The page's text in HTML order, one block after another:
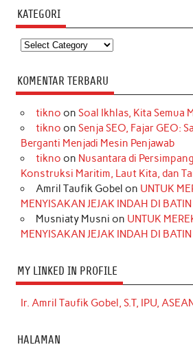
KATEGORI
Kategori
KOMENTAR TERBARU
tikno on Soal Ikhlas, Kita Semua
tikno on Senja SEO, Fajar GEO:
Berganti Menjadi Mesin Penjawab
tikno on Nusantara di
Konstruksi Maritim, Laut Kita, dan
Amril Taufik Gobel on UNTUK
MENYISAKAN JEJAK INDAH DI BATIN
Musniaty Musni on UNTUK
MENYISAKAN JEJAK INDAH DI BATIN
MY LINKED IN PROFILE
Ir. Amril Taufik Gobel, S.T, IPU,
HALAMAN